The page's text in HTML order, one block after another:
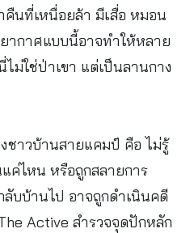
คืนที่เหนื่อยล้า มีเสื่อ หมอน
ากาศแบบนี้อาจทำให้หลาย
ม่ใช่ป่าเขา แต่เป็นลานกาง
ชาวบ้านสายแคมป์ คือ ไม่รู้
ค่ไหน หรือถูกสลายการ
ลับบ้านไป อาจถูกดำเนินคดี
Active สำรวจจุดปักหลัก